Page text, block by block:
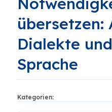
übersetzen:
Dialekte
Sprache
Kategorien: